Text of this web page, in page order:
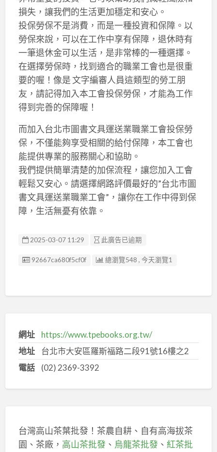
損失，讓我們的生活更加穩定和安心。
投保勞保不是消費，而是一種投資和保障。以
勞保來說，可以在工作中享有保障，退休時有
一筆退休金可以生活，是非常棒的一種選擇。
在選擇勞保時，找到適合的職業工會也是很重
要的喔！像是 文字編審人員這類型的勞工朋
友，請記得加入本工會投保勞保，才能為工作
得到完善的保障喔！
而加入台北市圖書文具運送業職業工會投保勞
保，不僅能夠享受相關的給付保障，本工會也
能提供專業的服務關心和協助。
我們提供簡單清楚的加保流程，讓您加入工會
輕鬆又安心。請選擇網路評價最好的”台北市圖
書文具運送業職業工會”，讓你在工作中得到保
障，生活無憂有依靠。
2025-03-07 11:29 此廣告已逾期
廣告编號
92667ca680f5cf0f 總瀏覽548 , 今天瀏覽1
網址
https://www.tpebooks.org.tw/
地址
台北市大安區羅斯福路二段91號16樓之2
電話
(02) 2369-3392
台灣高山茶葉批發！茶農自耕、自有高海拔茶
園、茶廠， 高山茶批發、 烏龍茶批發、 紅茶批